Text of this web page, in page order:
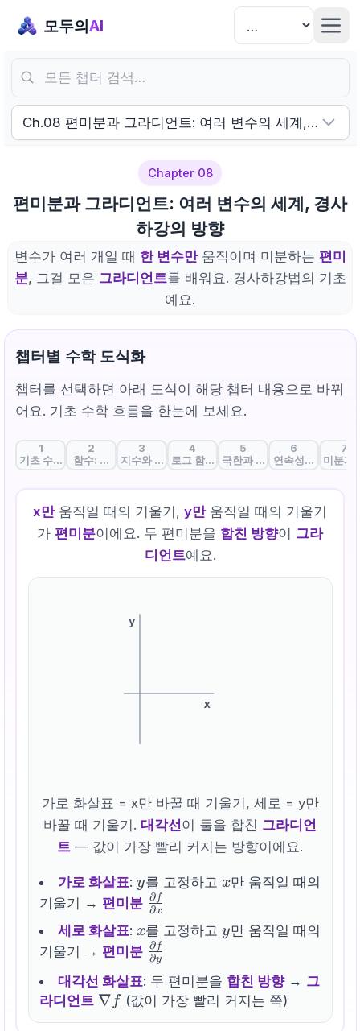
모두의AI
모든 챕터 검색…
Ch.08 편미분과 그라디언트: 여러 변수의 세계, 경사 하
Chapter 08
편미분과 그라디언트: 여러 변수의 세계, 경사
하강의 방향
변수가 여러 개일 때 한 변수만움직이며 미분하는 편미
분, 그걸 모은 그라디언트를 배워요. 경사하강법의 기초
예요.
챕터별 수학 도식화
챕터를 선택하면 아래 도식이 해당 챕터 내용으로 바뀌
어요. 기초 수학 흐름을 한눈에 보세요.
1
기초 수학과 인공지능: AI의 언어를 배우다
2
함수: 입력과 출력을 잇는 AI의 기본 단위
3
지수와 지수함수: 성장과 활성화의 수학
4
로그 함수: 곱셈을 덧셈으로, 손실을 설계
5
극한과 ε-δ: '한없이 가까워
6
연속성: 끊김 없는
7
미분과
x만움직일 때의 기울기, y만움직일 때의 기울기
가 편미분이에요. 두 편미분을 합친 방향이 그라
디언트예요.
x
y
가로 화살표 = x만 바꿀 때 기울기, 세로 = y만
바꿀 때 기울기. 대각선이 둘을 합친 그라디언
트 — 값이 가장 빨리 커지는 방향이에요.
가로 화살표: y
y를 고정하고 x
x만 움직일 때의
기울기 → 편미분 \frac{\partial
f}{\partial x}
∂x
∂f
세로 화살표: x
x를 고정하고 y
y만 움직일 때의
기울기 → 편미분 \frac{\partial
f}{\partial y}
∂y
∂f
대각선 화살표: 두 편미분을 합친 방향→ 그
라디언트 \nabla
f
∇ f (값이 가장 빨리 커지는 쪽)